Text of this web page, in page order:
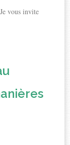
vous invite